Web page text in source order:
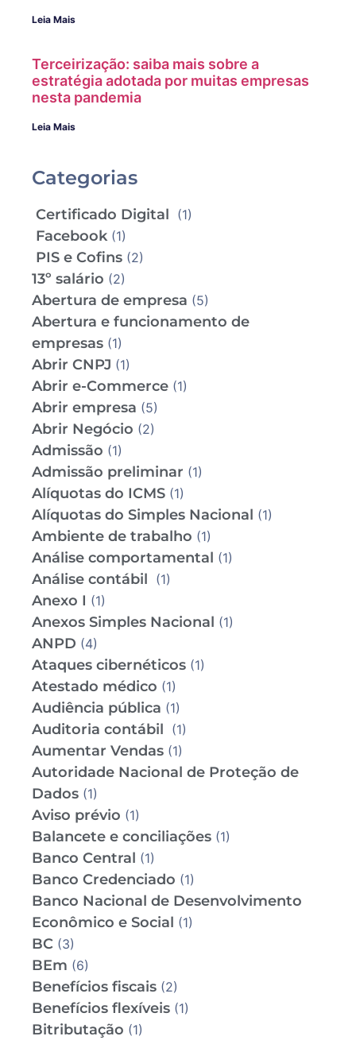
Leia Mais
Terceirização: saiba mais sobre a
estratégia adotada por muitas empresas
nesta pandemia
Leia Mais
Categorias
Certificado Digital (1)
Facebook(1)
PIS e Cofins (2)
13º salário (2)
Abertura de empresa (5)
Abertura e funcionamento de
empresas (1)
Abrir CNPJ (1)
Abrir e-Commerce (1)
Abrir empresa (5)
Abrir Negócio (2)
Admissão (1)
Admissão preliminar (1)
Alíquotas do ICMS (1)
Alíquotas do Simples Nacional (1)
Ambiente de trabalho (1)
Análise comportamental (1)
Análise contábil (1)
Anexo I (1)
Anexos Simples Nacional (1)
ANPD (4)
Ataques cibernéticos (1)
Atestado médico (1)
Audiência pública (1)
Auditoria contábil (1)
Aumentar Vendas (1)
Autoridade Nacional de Proteção de
Dados (1)
Aviso prévio (1)
Balancete e conciliações (1)
Banco Central (1)
Banco Credenciado (1)
Banco Nacional de Desenvolvimento
Econômico e Social (1)
BC (3)
BEm (6)
Benefícios fiscais (2)
Benefícios flexíveis (1)
Bitributação (1)